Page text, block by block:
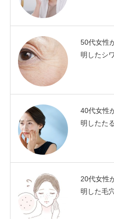
50代女性
明したシ
40代女性
明したた
20代女性
明した毛